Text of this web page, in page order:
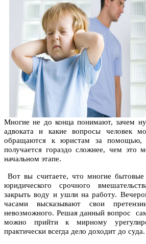
Многие не до конца понимают, зачем
адвоката и какие вопросы человек
обращаются к юристам за помощью,
получается гораздо сложнее, чем это
начальном этапе.
Вот вы считаете, что многие
юридического срочного
закрыть воду и ушли на работу.
часами высказывают свои
невозможного. Решая данный вопрос
можно прийти к мирному
практически всегда дело доходит до суда.